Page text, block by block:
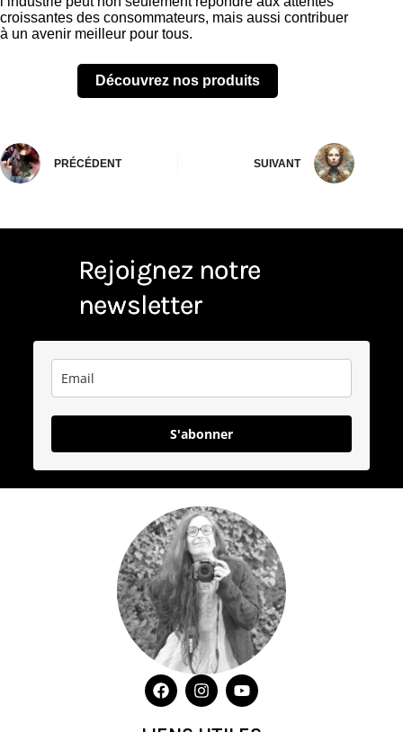
croissantes des consommateurs, mais aussi contribuer
à un avenir meilleur pour tous.
Découvrez nos produits
PRÉCÉDENT SUIVANT
Rejoignez notre
newsletter
S'abonner